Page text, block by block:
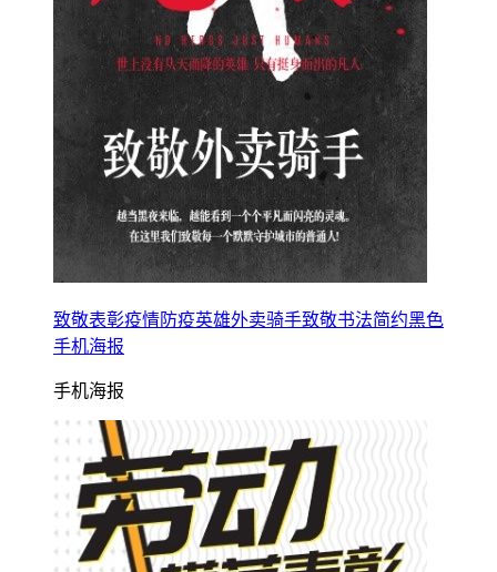
致敬表彰疫情防疫英雄外卖骑手致敬书法简约黑色
手机海报
手机海报